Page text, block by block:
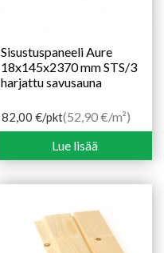
Sisustuspaneeli Aure
18x145x2370 mm STS/3
harjattu savusauna
82,00 €/pkt(52,90 €/m²)
Lue lisää